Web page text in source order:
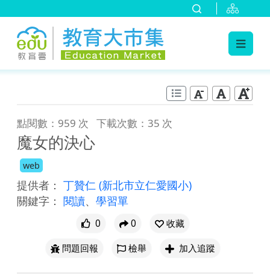
點閱數：959 次 下載次數：35 次
魔女的決心
web
提供者： 丁贊仁 (新北市立仁愛國小)
關鍵字： 閱讀、 學習單
0 0
收藏
問題回報
檢舉 加入追蹤